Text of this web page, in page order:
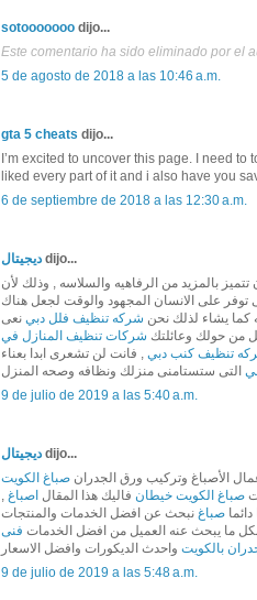
sotooooooo dijo...
Este comentario ha sido eliminado por el
5 de agosto de 2018 a las 10:46 a.m.
gta 5 cheats dijo...
I’m excited to uncover this page. I need
liked every part of it and i also have you
6 de septiembre de 2018 a las 12:30 a.m.
ديجيتالdijo...
بالمزيد من الرفاهيه والسلاسه , وذلك لأن
توفر على الانسان المجهود والوقت لجعل هناك
كما يشاء لذلك نحن شركه تنظيف فلل دبي نعى
من حولك وعائلتك شركات تنظيف المنازل في
تنظيف كنب دبي , فانت لن تشعرى ابدا بعناء
التى ستستامنى منزلك ونظافه وصحه المنزل
9 de julio de 2019 a las 5:40 a.m.
ديجيتالdijo...
الأصباغ وتركيب ورق الجدران صباغ الكويت
صباغ الكويت خيطان فاليك هذا المقال اصباغ
صباغ نبحث عن افضل الخدمات والمنتجات
ما يبحث عنه العميل من افضل الخدمات فنى
بالكويت واحدث الديكورات وافضل الاسعار
9 de julio de 2019 a las 5:48 a.m.